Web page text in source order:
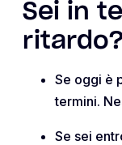
Sei in
Se oggi è
termini.
Se sei